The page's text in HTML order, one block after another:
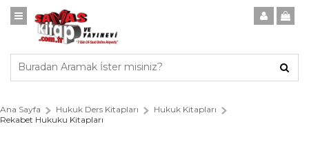
Ana Sayfa Hukuk Ders Kitapları
Hukuk Kitapları
Rekabet Hukuku Kitapları